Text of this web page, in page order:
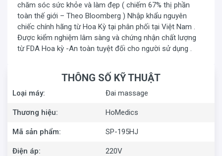
Công nghệ massage rung động
lưng, bụng, chân, cánh tay và đầu gối làm giảm đau, giãn
cơ, hồi phục cơ, tiếp thêm sinh lực và làm tan biến căng
chăm sóc sức khỏe và làm đẹp ( chiếm 67% thị phần
toàn thế giới – Theo Bloomberg ) Nhập khẩu nguyên
chiếc chính hãng từ Hoa Kỳ tại phân phối tại Việt Nam .
Được kiểm nghiệm lâm sàng và chứng nhận chất lượng
từ FDA Hoa kỳ -An toàn tuyệt đối cho người sử dụng .
THÔNG SỐ KỸ THUẬT
Loại máy: Đai massage
Thương hiệu: HoMedics
Mã sản phẩm: SP-195HJ
Điện áp: 220V